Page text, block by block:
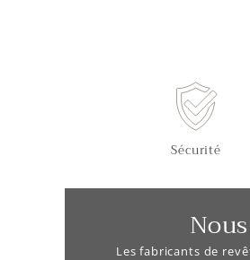
Sécurité
Les fabricants de